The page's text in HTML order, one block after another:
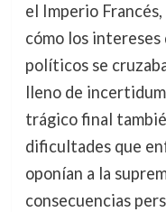
el Imperio
cómo los intereses
políticos se
lleno de
trágico final
dificultades que
oponían a la
consecuencias